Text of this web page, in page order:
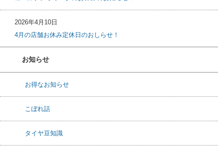
2026年4月10日
4月の店舗お休み定休日のおしらせ！
お知らせ
お得なお知らせ
こぼれ話
タイヤ豆知識